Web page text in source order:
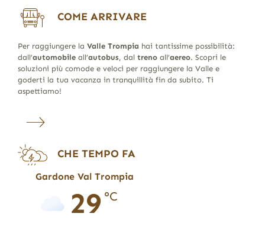
COME ARRIVARE
Per raggiungere la Valle Trompia hai tantissime possibilità:
dall’automobileall’autobus, dal trenoall’aereo. Scopri le
soluzioni più comode e veloci per raggiungere la Valle e
goderti la tua vacanza in tranquillità fin da subito. Ti
aspettiamo!
CHE TEMPO FA
Gardone Val Trompia
29 °C